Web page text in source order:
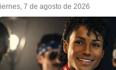
7 de agosto de 2026